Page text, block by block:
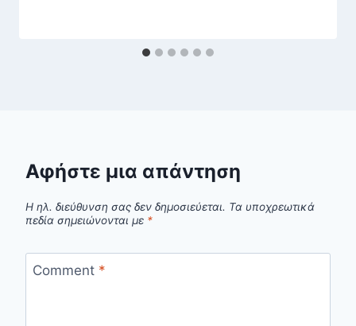
Αφήστε μια απάντηση
Η ηλ. διεύθυνση σας δεν δημοσιεύεται. Τα υποχρεωτικά
πεδία σημειώνονται με *
Comment *